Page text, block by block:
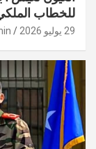
للخطاب
29 يوليو 2026